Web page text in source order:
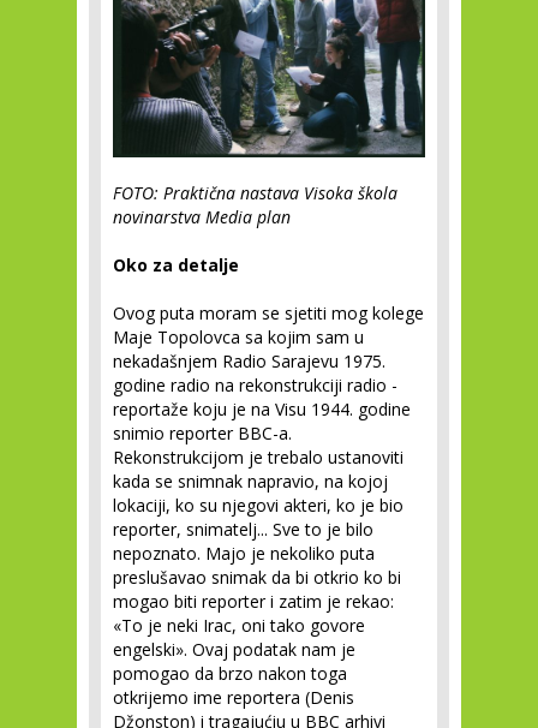
FOTO: Praktična nastava Visoka škola
novinarstva Media plan
Oko za detalje
Ovog puta moram se sjetiti mog kolege
Maje Topolovca sa kojim sam u
nekadašnjem Radio Sarajevu 1975.
godine radio na rekonstrukciji radio -
reportaže koju je na Visu 1944. godine
snimio reporter BBC-a.
Rekonstrukcijom je trebalo ustanoviti
kada se snimnak napravio, na kojoj
lokaciji, ko su njegovi akteri, ko je bio
reporter, snimatelj... Sve to je bilo
nepoznato. Majo je nekoliko puta
preslušavao snimak da bi otkrio ko bi
mogao biti reporter i zatim je rekao:
«To je neki Irac, oni tako govore
engelski». Ovaj podatak nam je
pomogao da brzo nakon toga
otkrijemo ime reportera (Denis
Džonston) i tragajućiu u BBC arhivi